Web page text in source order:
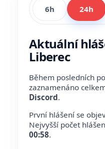
6h 24h
Aktuální
Liberec
Během posledních
zaznamenáno
Discord.
První hlášení se
Nejvyšší počet
00:58.